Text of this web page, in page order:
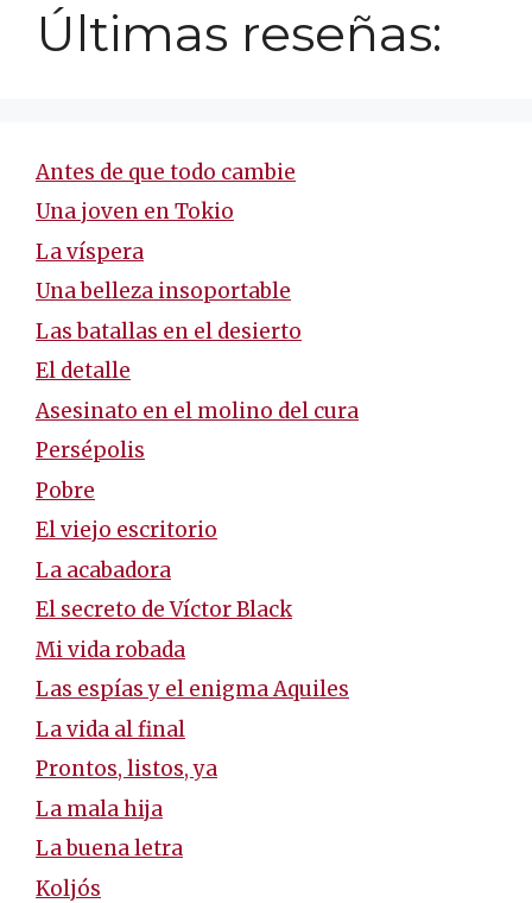
Últimas reseñas:
Antes de que todo cambie
Una joven en Tokio
La víspera
Una belleza insoportable
Las batallas en el desierto
El detalle
Asesinato en el molino del cura
Persépolis
Pobre
El viejo escritorio
La acabadora
El secreto de Víctor Black
Mi vida robada
Las espías y el enigma Aquiles
La vida al final
Prontos, listos, ya
La mala hija
La buena letra
Koljós